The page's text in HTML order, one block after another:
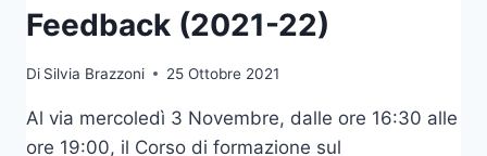
Feedback (2021-22)
Di Silvia Brazzoni 25 Ottobre 2021
Al via mercoledì 3 Novembre, dalle ore 16:30 alle
ore 19:00, il Corso di formazione sul